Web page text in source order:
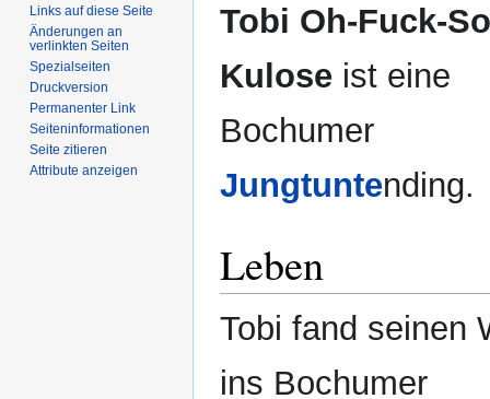
Navigation
Suche
Tobi Oh-Fuck-
Kulose ist eine
Bochumer
Jungtuntending.
Leben
Tobi fand seinen
ins Bochumer
Links auf diese Seite
Änderungen an
verlinkten Seiten
Spezialseiten
Druckversion
Permanenter Link
Seiten­­informationen
Seite zitieren
Attribute anzeigen